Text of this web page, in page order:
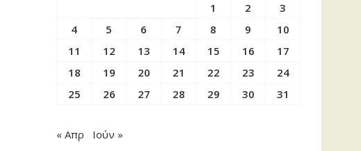
1
2
3
4
5 6 7 8 9
10
11
12 13 14 15 16
17
18
19 20 21 22 23
24
25
26 27 28 29 30 31
« Απρ Ιούν »